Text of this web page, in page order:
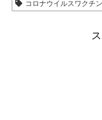
コロナウイルスワクチン